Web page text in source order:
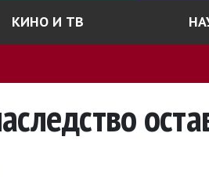
КИНО И ТВ